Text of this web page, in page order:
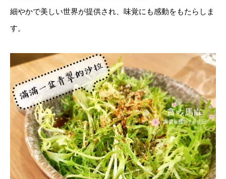
細やかで美しい世界が提供され、味覚にも感動をもたらしま
す。